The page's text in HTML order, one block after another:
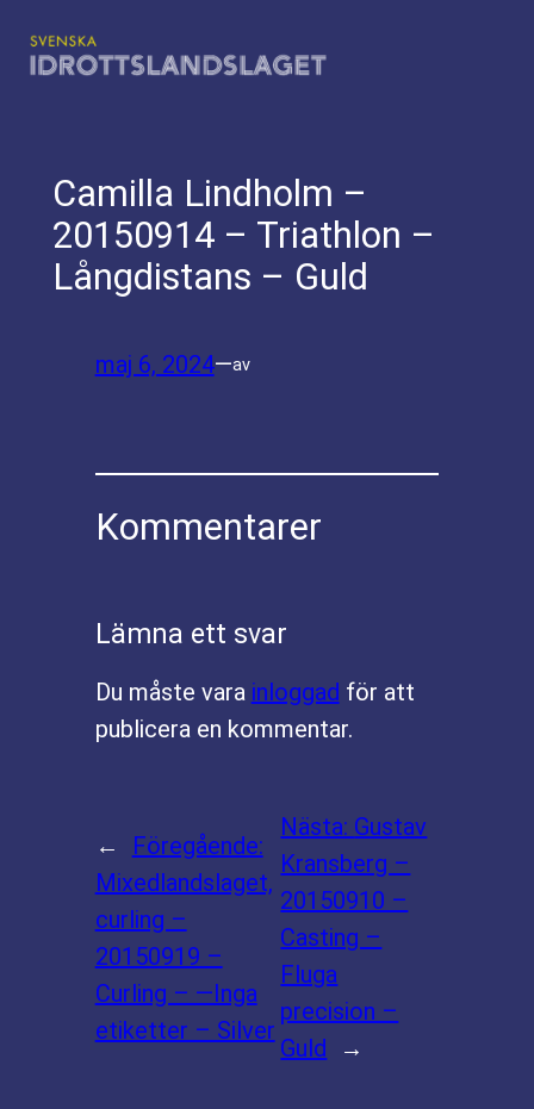
till
Camilla Lindholm –
20150914 – Triathlon –
Långdistans – Guld
maj 6, 2024—av
Kommentarer
Lämna ett svar
Du måste vara inloggad för att
publicera en kommentar.
←
Föregående:
Mixedlandslaget,
curling –
20150919 –
Curling – —Inga
etiketter – Silver
Nästa: Gustav
Kransberg –
20150910 –
Casting –
Fluga
precision –
Guld
→